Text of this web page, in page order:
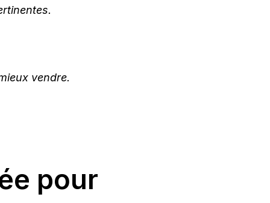
vendre.
pour